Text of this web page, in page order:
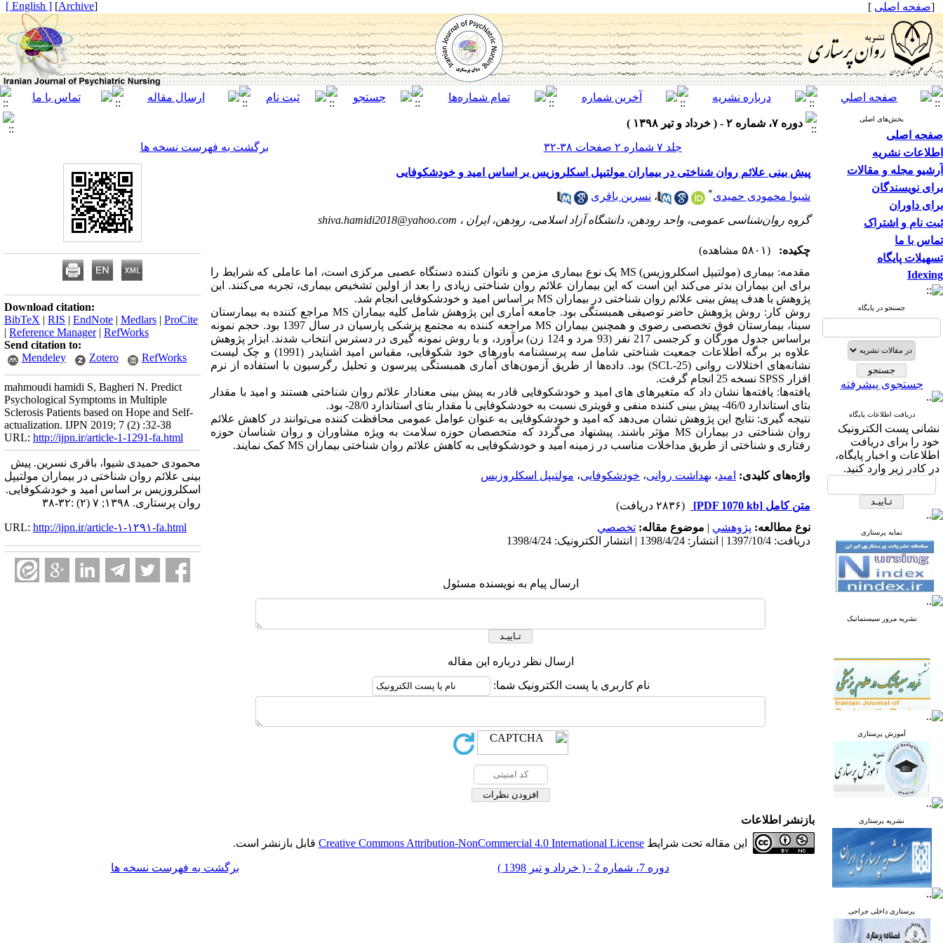
[صفحه اصلی ]
[
Archive
]
[ English ]
بخش‌های اصلی
صفحه اصلی
اطلاعات نشریه
آرشیو مجله و مقالات
برای نویسندگان
برای داوران
ثبت نام و اشتراک
تماس با ما
تسهیلات پایگاه
Idexing
جستجو در پایگاه
جستجوی پیشرفته
دریافت اطلاعات پایگاه
نشانی پست الکترونیک
خود را برای دریافت
اطلاعات و اخبار پایگاه،
در کادر زیر وارد کنید.
نمایه پرستاری
نشریه مرور سیستماتیک
آموزش پرستاری
نشریه پرستاری
پرستاری داخلی جراحی
دوره ۷، شماره ۲ - ( خرداد و تیر ۱۳۹۸ )
جلد ۷ شماره ۲ صفحات ۳۸-۳۲
برگشت به فهرست نسخه ها
پیش بینی علائم روان شناختی در بیماران مولتیپل اسکلروزیس بر اساس امید و خودشکوفایی
شیوا محمودی حمیدی* ، نسرین باقری
گروه روان‌شناسی عمومی، واحد رودهن، دانشگاه آزاد اسلامی، رودهن، ایران ، shiva.hamidi2018@yahoo.com
چکیده:
(۵۸۰۱ مشاهده)
مقدمه: بیماری (مولتیپل اسکلروزیس) MS یک نوع بیماری مزمن و ناتوان کننده دستگاه عصبی مرکزی است، اما عاملی که شرایط را
برای این بیماران بدتر می‌کند این است که این بیماران علائم روان شناختی زیادی را بعد از اولین تشخیص بیماری، تجربه می‌کنند. این
پژوهش با هدف پیش بینی علائم روان شناختی در بیماران MS بر اساس امید و خودشکوفایی انجام شد.
روش کار: روش پژوهش حاضر توصیفی همبستگی بود. جامعه آماری این پژوهش شامل کلیه بیماران MS مراجع کننده به بیمارستان
سینا، بیمارستان فوق تخصصی رضوی و همچنین بیماران MS مراجعه کننده به مجتمع پزشکی پارسیان در سال 1397 بود. حجم نمونه
براساس جدول مورگان و کرجسی 217 نفر (93 مرد و 124 زن) برآورد، و با روش نمونه گیری در دسترس انتخاب شدند. ابزار پژوهش
علاوه بر برگه اطلاعات جمعیت شناختی شامل سه پرسشنامه باورهای خود شکوفایی، مقیاس امید اشنایدر (1991) و چک لیست
نشانه‌های اختلالات روانی (SCL-25) بود. داده‌ها از طریق آزمون‌های آماری همبستگی پیرسون و تحلیل رگرسیون با استفاده از نرم
افزار SPSS نسخه 25 انجام گرفت.
یافته‌ها: یافته‌ها نشان داد که متغیرهای های امید و خودشکوفایی قادر به پیش بینی معنادار علائم روان شناختی هستند و امید با مقدار
بتای استاندارد 46/0- پیش بینی کننده منفی و قویتری نسبت به خودشکوفایی با مقدار بتای استاندارد 28/0- بود.
نتیجه گیری: نتایج این پژوهش نشان می‌دهد که امید و خودشکوفایی به عنوان عوامل عمومی محافظت کننده می‌توانند در کاهش علائم
روان شناختی در بیماران MS مؤثر باشند. پیشنهاد می‌گردد که متخصصان حوزه سلامت به ویژه مشاوران و روان شناسان حوزه
رفتاری و شناختی از طریق مداخلات مناسب در زمینه امید و خودشکوفایی به کاهش علائم روان شناختی بیماران MS کمک نمایند.
واژه‌های کلیدی: امید، بهداشت روانی، خودشکوفایی، مولتیپل اسکلروزیس
متن کامل [PDF 1070 kb]
(۲۸۳۶ دریافت)
نوع مطالعه: پژوهشي | موضوع مقاله: تخصصي
دریافت: 1397/10/4 | انتشار: 1398/4/24 | انتشار الکترونیک: 1398/4/24
ارسال پیام به نویسنده مسئول
ارسال نظر درباره این مقاله
نام کاربری یا پست الکترونیک شما:
Download citation:
BibTeX | RIS | EndNote | Medlars | ProCite
| Reference Manager| RefWorks
Send citation to:
Mendeley
Zotero RefWorks
mahmoudi hamidi S, Bagheri N. Predict
Psychological Symptoms in Multiple
Sclerosis Patients based on Hope and Self-
actualization. IJPN 2019; 7 (2) :32-38
URL: http://ijpn.ir/article-1-1291-fa.html
محمودی حمیدی شیوا، باقری نسرین. پیش
بینی علائم روان شناختی در بیماران مولتیپل
اسکلروزیس بر اساس امید و خودشکوفایی.
روان پرستاری. ۱۳۹۸; ۷ (۲) :۳۲-۳۸
URL: http://ijpn.ir/article-۱-۱۲۹۱-fa.html
بازنشر اطلاعات
این مقاله تحت شرایط Creative Commons Attribution-NonCommercial 4.0 International License قابل بازنشر است.
دوره 7، شماره 2 - ( خرداد و تیر 1398 ) برگشت به فهرست نسخه ها